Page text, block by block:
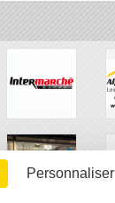
Personnaliser